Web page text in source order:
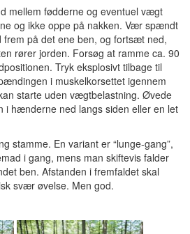
mellem fødderne og eventuel vægt
og ikke oppe på nakken. Vær spændt
frem på det ene ben, og fortsæt ned,
rører jorden. Forsøg at ramme ca. 90
Tryk eksplosivt tilbage til
i muskelkorsettet igennem
starte uden vægtbelastning. Øvede
i hænderne ned langs siden eller en let
stamme. En variant er “lunge-gang”,
i gang, mens man skiftevis falder
ben. Afstanden i fremfaldet skal
svær øvelse. Men god.